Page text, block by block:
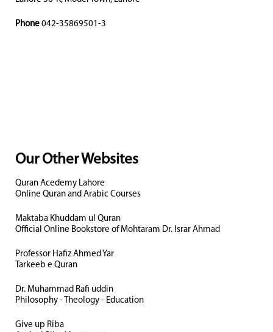
Phone 042-35869501-3
Our Other Websites
Quran Acedemy Lahore
Online Quran and Arabic Courses
Maktaba Khuddam ul Quran
Official Online Bookstore of Mohtaram Dr. Israr Ahmad
Professor Hafiz Ahmed Yar
Tarkeeb e Quran
Dr. Muhammad Rafi uddin
Philosophy - Theology - Education
Give up Riba